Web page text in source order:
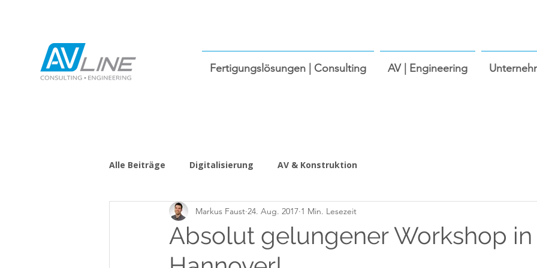
Fertigungslösungen | Consulting AV | Engineering
Alle Beiträge Digitalisierung AV & Konstruktion
Absolut gelungener Workshop in
Markus Faust 24. Aug. 2017 1 Min. Lesezeit